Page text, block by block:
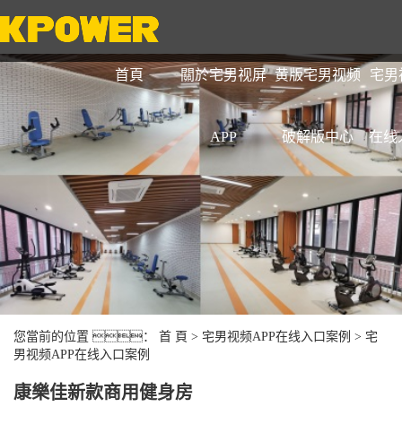
首頁 關於宅男视屏
APP
黄版宅男视频
破解版中心
宅男
在线
您當前的位置 ： 首 頁 > 宅男视频APP在线入口案例 > 宅
男视频APP在线入口案例
康樂佳新款商用健身房